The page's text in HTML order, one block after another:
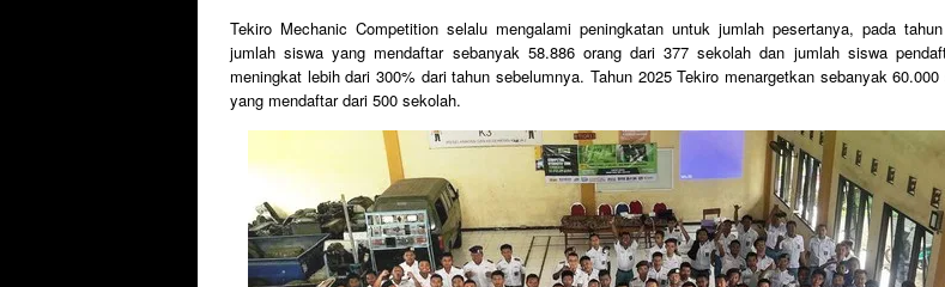
Tekiro Mechanic Competition selalu mengalami peningkatan untuk jumlah pesertanya, pada
jumlah siswa yang mendaftar sebanyak 58.886 orang dari 377 sekolah dan jumlah siswa
meningkat lebih dari 300% dari tahun sebelumnya. Tahun 2025 Tekiro menargetkan sebanyak
yang mendaftar dari 500 sekolah.